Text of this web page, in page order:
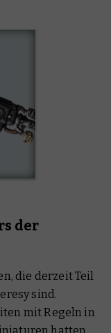
der
die derzeit Teil
sind.
mit Regeln in